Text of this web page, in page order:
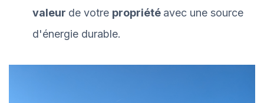
valeur de votre propriété avec une source
d'énergie durable.